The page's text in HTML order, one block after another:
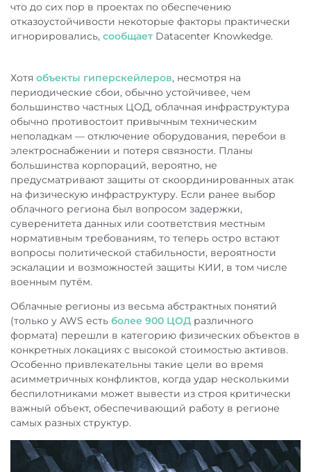
что до сих пор в проектах по обеспечению
отказоустойчивости некоторые факторы практически
игнорировались, сообщает Datacenter Knowkedge.
Хотя объекты гиперскейлеров, несмотря на
периодические сбои, обычно устойчивее, чем
большинство частных ЦОД, облачная инфраструктура
обычно противостоит привычным техническим
неполадкам — отключение оборудования, перебои в
электроснабжении и потеря связности. Планы
большинства корпораций, вероятно, не
предусматривают защиты от скоординированных атак
на физическую инфраструктуру. Если ранее выбор
облачного региона был вопросом задержки,
суверенитета данных или соответствия местным
нормативным требованиям, то теперь остро встают
вопросы политической стабильности, вероятности
эскалации и возможностей защиты КИИ, в том числе
военным путём.
Облачные регионы из весьма абстрактных понятий
(только у AWS есть более 900 ЦОД различного
формата) перешли в категорию физических объектов в
конкретных локациях с высокой стоимостью активов.
Особенно привлекательны такие цели во время
асимметричных конфликтов, когда удар несколькими
беспилотниками может вывести из строя критически
важный объект, обеспечивающий работу в регионе
самых разных структур.